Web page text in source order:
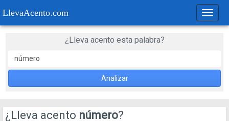
LlevaAcento.com
de
¿Lleva acento esta palabra?
Analizar
¿Lleva acento número?